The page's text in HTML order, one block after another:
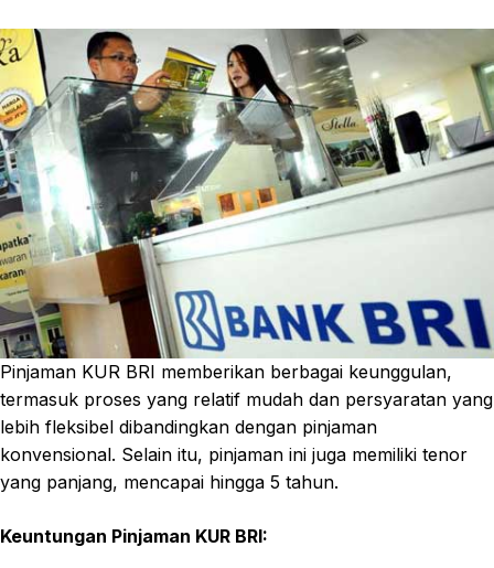
Pinjaman KUR BRI memberikan berbagai keunggulan,
termasuk proses yang relatif mudah dan persyaratan yang
lebih fleksibel dibandingkan dengan pinjaman
konvensional. Selain itu, pinjaman ini juga memiliki tenor
yang panjang, mencapai hingga 5 tahun.
Keuntungan Pinjaman KUR BRI: